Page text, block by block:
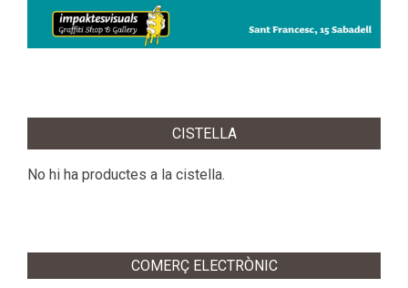
08-
CISTELLA
No hi ha productes a la cistella.
COMERÇ ELECTRÒNIC